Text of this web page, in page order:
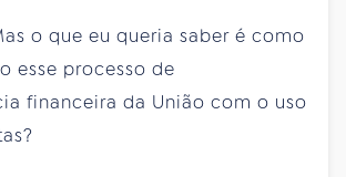
o que eu queria saber é como
esse processo de
financeira da União com o uso